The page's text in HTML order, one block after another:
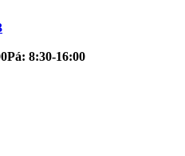
Pá: 8:30-16:00